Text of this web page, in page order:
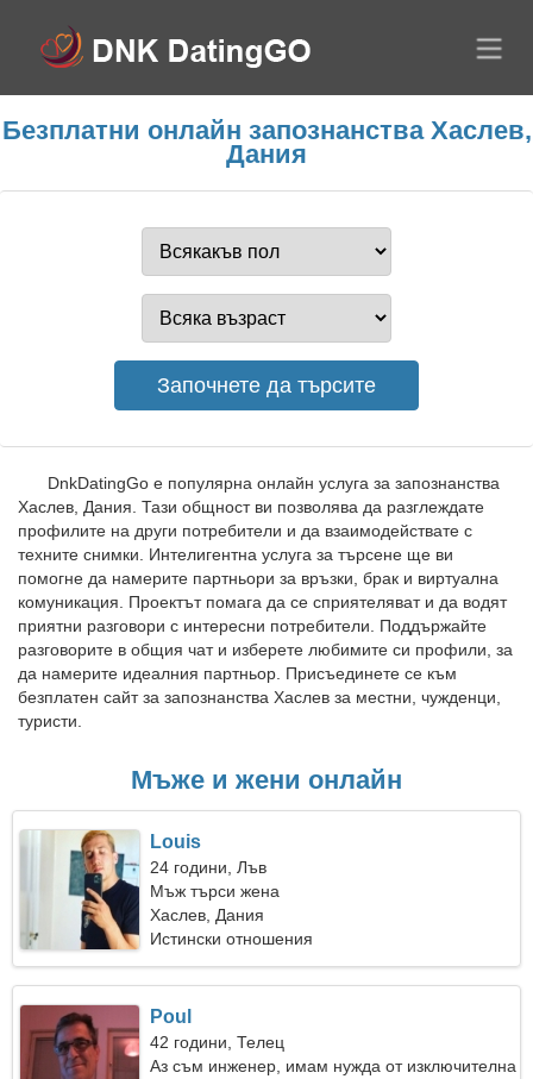
Безплатни онлайн запознанства Хаслев,
Дания
DnkDatingGo е популярна онлайн услуга за запознанства
Хаслев, Дания. Тази общност ви позволява да разглеждате
профилите на други потребители и да взаимодействате с
техните снимки. Интелигентна услуга за търсене ще ви
помогне да намерите партньори за връзки, брак и виртуална
комуникация. Проектът помага да се сприятеляват и да водят
приятни разговори с интересни потребители. Поддържайте
разговорите в общия чат и изберете любимите си профили, за
да намерите идеалния партньор. Присъединете се към
безплатен сайт за запознанства Хаслев за местни, чужденци,
туристи.
Мъже и жени онлайн
Louis
24 години, Лъв
Мъж търси жена
Хаслев, Дания
Истински отношения
Poul
42 години, Телец
Аз съм инженер, имам нужда от изключителна